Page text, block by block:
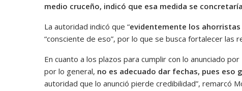
medio cruceño, indicó que esa medida se
La autoridad indicó que “evidentemente los
“consciente de eso”, por lo que se busca fortalecer las
En cuanto a los plazos para cumplir con lo anunciado
por lo general, no es adecuado dar fechas, pues eso
autoridad que lo anunció pierde credibilidad”, remarcó